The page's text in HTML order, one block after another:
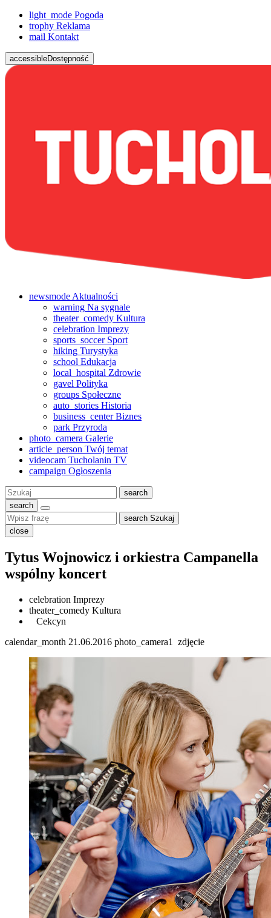
light_mode Pogoda
trophy Reklama
mail Kontakt
accessibleDostępność
newsmode Aktualności
warning Na sygnale
theater_comedy Kultura
celebration Imprezy
sports_soccerSport
hiking Turystyka
school Edukacja
local_hospital Zdrowie
gavel Polityka
groups Społeczne
auto_stories Historia
business_centerBiznes
park Przyroda
photo_camera Galerie
article_person Twój temat
videocam Tucholanin TV
campaign Ogłoszenia
Szukaj:
search
search
search Szukaj
close
Tytus Wojnowicz i orkiestra Campanella
wspólny koncert
celebration Imprezy
theater_comedy Kultura
Cekcyn
calendar_month 21.06.2016 photo_camera1 zdjęcie